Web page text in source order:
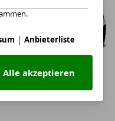
| Anbieterliste
Alle akzeptieren